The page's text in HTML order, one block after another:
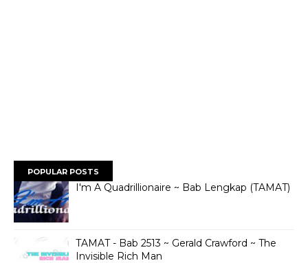
POPULAR POSTS
I'm A Quadrillionaire ~ Bab Lengkap (TAMAT)
TAMAT - Bab 2513 ~ Gerald Crawford ~ The
Invisible Rich Man